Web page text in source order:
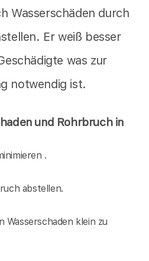
Wasserschäden durch
Er weiß besser
was zur
notwendig ist.
und Rohrbruch in
.
abstellen.
Wasserschaden klein zu